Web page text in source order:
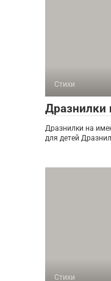
Стихи
Дразнилки
Дразнилки на
для детей
Стихи